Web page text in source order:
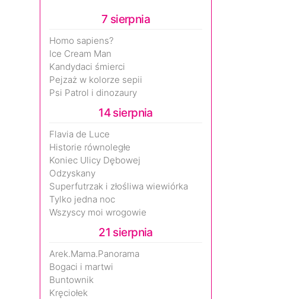
7 sierpnia
Homo sapiens?
Ice Cream Man
Kandydaci śmierci
Pejzaż w kolorze sepii
Psi Patrol i dinozaury
14 sierpnia
Flavia de Luce
Historie równoległe
Koniec Ulicy Dębowej
Odzyskany
Superfutrzak i złośliwa wiewiórka
Tylko jedna noc
Wszyscy moi wrogowie
21 sierpnia
Arek.Mama.Panorama
Bogaci i martwi
Buntownik
Kręciołek